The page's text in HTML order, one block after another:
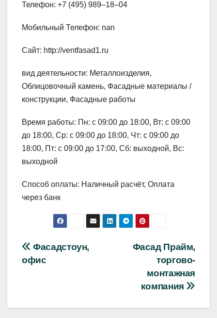
Телефон: +7 (495) 989‒18‒04
Мобильный Телефон: nan
Сайт: http://ventfasad1.ru
вид деятельности: Металлоизделия,
Облицовочный камень, Фасадные материалы /
конструкции, Фасадные работы
Время работы: Пн: с 09:00 до 18:00, Вт: с 09:00
до 18:00, Ср: с 09:00 до 18:00, Чт: с 09:00 до
18:00, Пт: с 09:00 до 17:00, Сб: выходной, Вс:
выходной
Способ оплаты: Наличный расчёт, Оплата
через банк
Навигация
по
Фасад Прайм,
торгово-
монтажная
компания
Фасадстоун,
офис